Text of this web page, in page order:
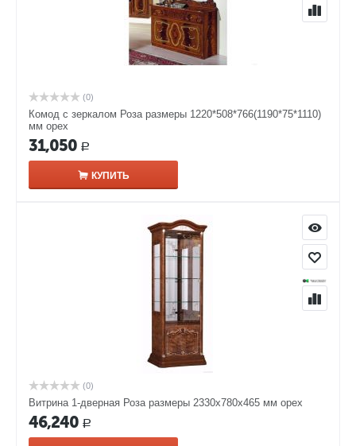
(0)
Комод с зеркалом Роза размеры 1220*508*766(1190*75*1110)
мм орех
31,050 Р
КУПИТЬ
(0)
Витрина 1-дверная Роза размеры 2330x780x465 мм орех
46,240 Р